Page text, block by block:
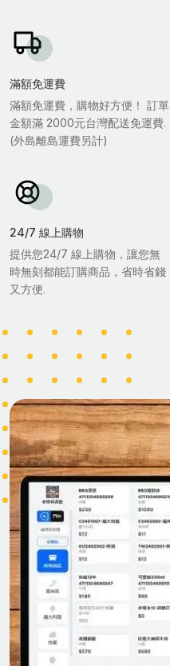
滿額免運費
滿額免運費，購物好方便！ 訂單
金額滿 2000元台灣配送免運費.
(外島離島運費另計)
24/7 線上購物
提供您24/7 線上購物，讓您無
時無刻都能訂購商品，省時省錢
又方便.